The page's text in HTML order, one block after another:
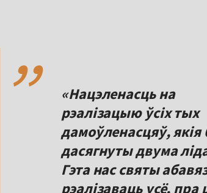
,,
«Нацэленасць на
рэалізацыю ўсіх тых
дамоўленасцяў, якія
дасягнуты двума
Гэта нас святы
рэалізаваць усё, пра